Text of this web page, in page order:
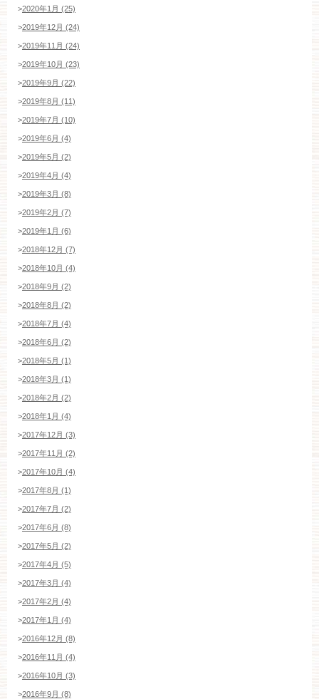
>2020年1月 (25)
>2019年12月 (24)
>2019年11月 (24)
>2019年10月 (23)
>2019年9月 (22)
>2019年8月 (11)
>2019年7月 (10)
>2019年6月 (4)
>2019年5月 (2)
>2019年4月 (4)
>2019年3月 (8)
>2019年2月 (7)
>2019年1月 (6)
>2018年12月 (7)
>2018年10月 (4)
>2018年9月 (2)
>2018年8月 (2)
>2018年7月 (4)
>2018年6月 (2)
>2018年5月 (1)
>2018年3月 (1)
>2018年2月 (2)
>2018年1月 (4)
>2017年12月 (3)
>2017年11月 (2)
>2017年10月 (4)
>2017年8月 (1)
>2017年7月 (2)
>2017年6月 (8)
>2017年5月 (2)
>2017年4月 (5)
>2017年3月 (4)
>2017年2月 (4)
>2017年1月 (4)
>2016年12月 (8)
>2016年11月 (4)
>2016年10月 (3)
>2016年9月 (8)